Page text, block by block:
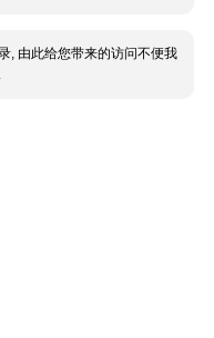
, 由此给您带来的访问不便我